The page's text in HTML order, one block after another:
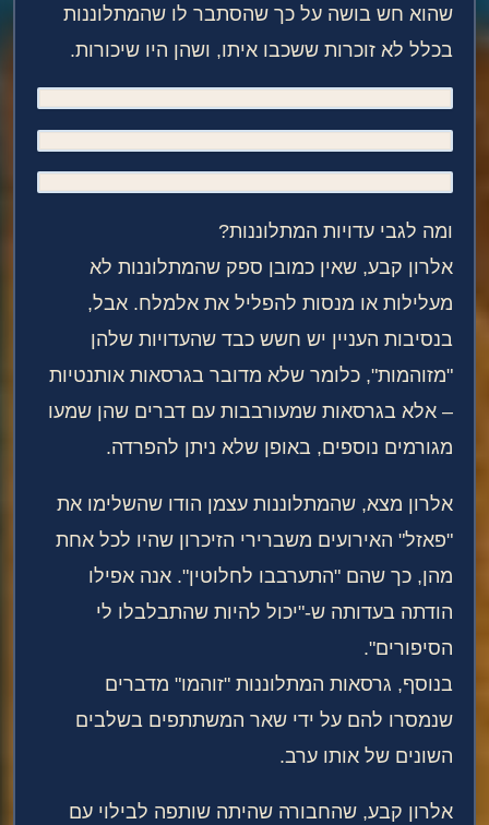
שהוא חש בושה על כך שהסתבר לו שהמתלוננות
בכלל לא זוכרות ששכבו איתו, ושהן היו שיכורות.
ומה לגבי עדויות המתלוננות?
אלרון קבע, שאין כמובן ספק שהמתלוננות לא
מעלילות או מנסות להפליל את אלמלח. אבל,
בנסיבות העניין יש חשש כבד שהעדויות שלהן
"מזוהמות", כלומר שלא מדובר בגרסאות אותנטיות
– אלא בגרסאות שמעורבבות עם דברים שהן שמעו
מגורמים נוספים, באופן שלא ניתן להפרדה.
אלרון מצא, שהמתלוננות עצמן הודו שהשלימו את
"פאזל" האירועים משברירי הזיכרון שהיו לכל אחת
מהן, כך שהם "התערבבו לחלוטין". אנה אפילו
הודתה בעדותה ש-"יכול להיות שהתבלבלו לי
הסיפורים".
בנוסף, גרסאות המתלוננות "זוהמו" מדברים
שנמסרו להם על ידי שאר המשתתפים בשלבים
השונים של אותו ערב.
אלרון קבע, שהחבורה שהיתה שותפה לבילוי עם